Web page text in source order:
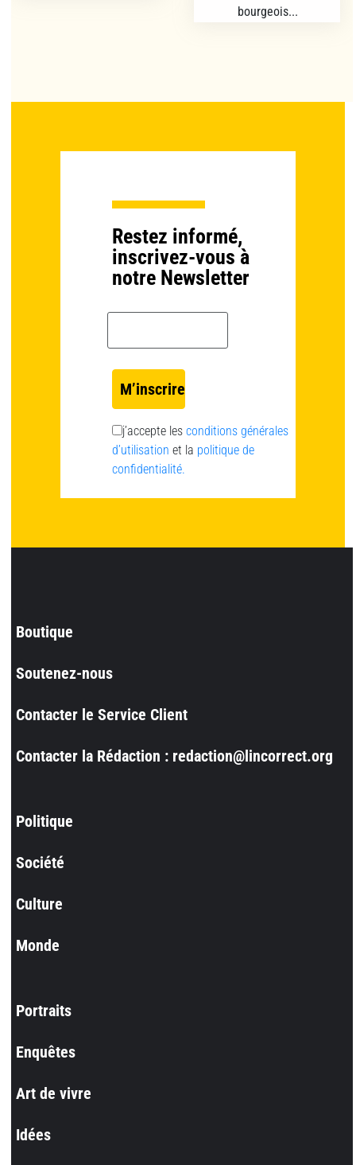
bourgeois...
Restez informé,
inscrivez-vous à
notre Newsletter
j’accepte les conditions générales
d’utilisation et la politique de
confidentialité.
Boutique
Soutenez-nous
Contacter le Service Client
Contacter la Rédaction : redaction@lincorrect.org
Politique
Société
Culture
Monde
Portraits
Enquêtes
Art de vivre
Idées